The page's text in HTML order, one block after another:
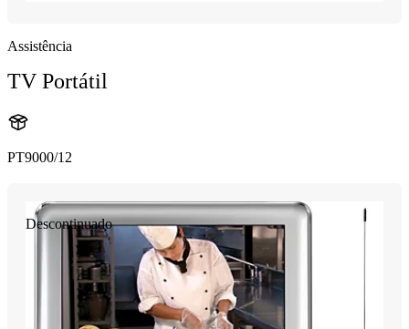
Assistência
TV Portátil
PT9000/12
Descontinuado